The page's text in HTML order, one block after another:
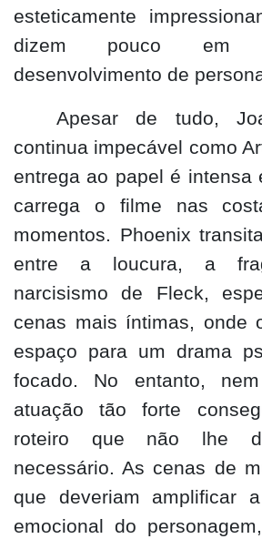
esteticamente
dizem pouco em
desenvolvimento de
Apesar de tudo,
continua impecável como
entrega ao papel é intensa
carrega o filme nas
momentos. Phoenix
entre a loucura, a
narcisismo de Fleck,
cenas mais íntimas, onde
espaço para um drama
focado. No entanto,
atuação tão forte
roteiro que não lhe
necessário. As cenas de
que deveriam amplificar
emocional do